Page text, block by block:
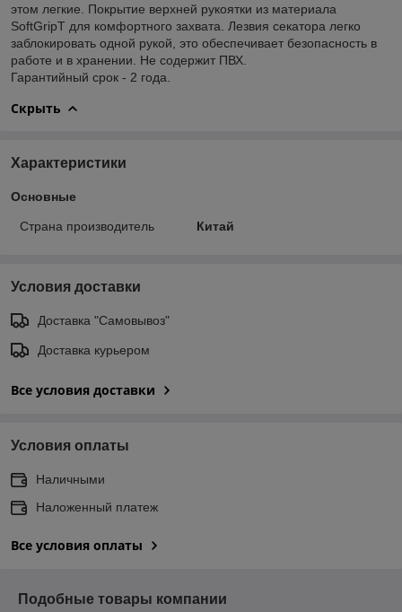
этом легкие. Покрытие верхней рукоятки из материала
SoftGripT для комфортного захвата. Лезвия секатора легко
заблокировать одной рукой, это обеспечивает безопасность в
работе и в хранении. Не содержит ПВХ.
Гарантийный срок - 2 года.
Скрыть
Характеристики
Основные
Страна производитель Китай
Условия доставки
Доставка "Самовывоз"
Доставка курьером
Все условия доставки
Условия оплаты
Наличными
Наложенный платеж
Все условия оплаты
Подобные товары компании